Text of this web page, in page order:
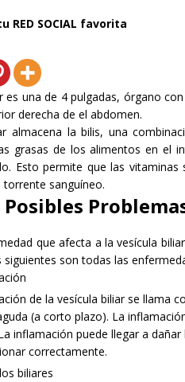
RED SOCIAL favorita
es una de 4 pulgadas, órgano
derecha de el abdomen.
almacena la bilis, una
grasas de los alimentos en el
. Esto permite que las vitaminas
torrente sanguíneo.
Posibles
que afecta a la vesícula biliar
siguientes son todas las
de la vesícula biliar se llama
(a corto plazo). La
inflamación puede llegar a dañar
correctamente.
biliares